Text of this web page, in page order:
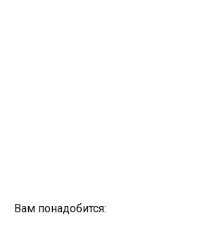
Вам понадобится: